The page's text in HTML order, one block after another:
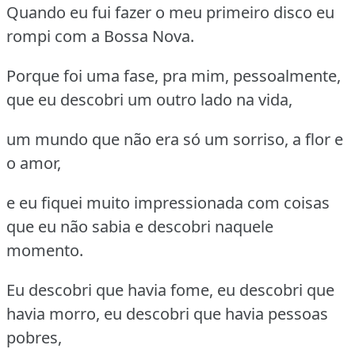
Quando eu fui fazer o meu primeiro disco eu
rompi com a Bossa Nova.
Porque foi uma fase, pra mim, pessoalmente,
que eu descobri um outro lado na vida,
um mundo que não era só um sorriso, a flor e
o amor,
e eu fiquei muito impressionada com coisas
que eu não sabia e descobri naquele
momento.
Eu descobri que havia fome, eu descobri que
havia morro, eu descobri que havia pessoas
pobres,